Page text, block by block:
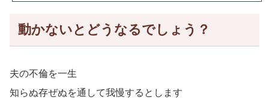
動かないとどうなるでしょう？
夫の不倫を一生
知らぬ存ぜぬを通して我慢するとします